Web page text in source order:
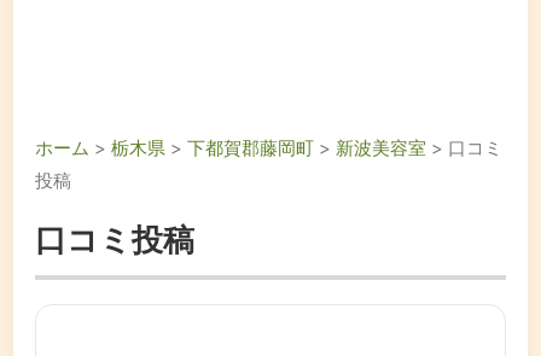
ホーム >栃木県 >下都賀郡藤岡町 > 新波美容室 > 口コミ
投稿
口コミ投稿